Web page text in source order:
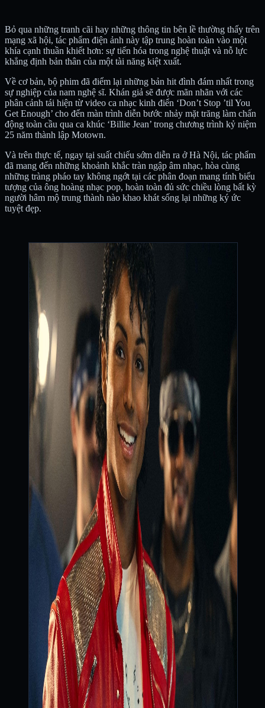
Bỏ qua những tranh cãi hay những thông tin bên lề thường thấy trên
mạng xã hội, tác phẩm điện ảnh này tập trung hoàn toàn vào một
khía cạnh thuần khiết hơn: sự tiến hóa trong nghệ thuật và nỗ lực
khẳng định bản thân của một tài năng kiệt xuất.
Về cơ bản, bộ phim đã điểm lại những bản hit đình đám nhất trong
sự nghiệp của nam nghệ sĩ. Khán giả sẽ được mãn nhãn với các
phân cảnh tái hiện từ video ca nhạc kinh điển ‘Don’t Stop ’til You
Get Enough’ cho đến màn trình diễn bước nhảy mặt trăng làm chấn
động toàn cầu qua ca khúc ‘Billie Jean’ trong chương trình kỷ niệm
25 năm thành lập Motown.
Và trên thực tế, ngay tại suất chiếu sớm diễn ra ở Hà Nội, tác phẩm
đã mang đến những khoảnh khắc tràn ngập âm nhạc, hòa cùng
những tràng pháo tay không ngớt tại các phân đoạn mang tính biểu
tượng của ông hoàng nhạc pop, hoàn toàn đủ sức chiều lòng bất kỳ
người hâm mộ trung thành nào khao khát sống lại những ký ức
tuyệt đẹp.